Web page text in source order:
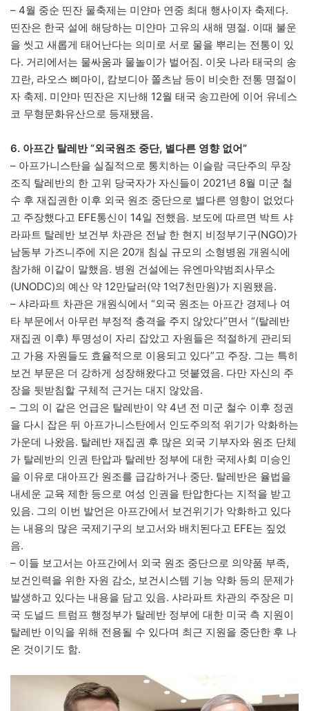
– 4월 중순 띤잔 물축제는 미얀마 연중 최대 행사이자 축제다.
띤잔은 한국 설에 해당하는 미얀마 고유의 새해 명절. 이때 불운
을 씻고 새롭게 태어난다는 의미로 서로 물을 뿌리는 전통이 있
다. 거리에서는 물싸움과 물놀이가 벌어짐. 이웃 나라 태국의 송
끄란, 라오스 삐마이, 캄보디아 쫄츠남 등이 비슷한 전통 명절이
자 축제. 미얀마 띤잔은 지난해 12월 태국 송끄란에 이어 유네스
코 무형문화유산으로 등재됐음.
6. 아프간 탈레반 “외국원조 중단, 별다른 영향 없어”
– 아프가니스탄을 실질적으로 통치하는 이슬람 극단주의 무장
조직 탈레반의 한 고위 당국자가 자신들이 2021년 8월 미군 철
수 후 재집권한 이후 외국 원조 중단으로 별다른 영향이 없었다
고 주장했다고 EFE통신이 14일 전했음. 보도에 따르면 박트 샤
라파트 탈레반 보건부 차관은 전날 한 현지 비정부기구(NGO)가
남동부 가즈니주에 지은 20개 침실 규모의 소형병원 개원식에
참가해 이같이 말했음. 병원 건설에는 유엔마약범죄사무소
(UNODC)의 예산 약 12만달러(약 1억7천만원)가 지원됐음.
– 샤라파트 차관은 개원식에서 “외국 원조는 아프간 경제나 여
타 부문에서 아무런 부정적 충격을 주지 않았다”면서 “(탈레반
재집권 이후) 투명성이 자리 잡았고 자원들은 적절하게 관리되
고 가용 자원들도 효율적으로 이용되고 있다”고 주장. 그는 특히
보건 부문은 더 강하게 성장해왔다고 덧붙였음. 다만 자신의 주
장을 뒷받침할 구체적 근거는 대지 않았음.
– 그의 이 같은 언급은 탈레반이 약 4년 전 미군 철수 이후 정권
을 다시 잡은 뒤 아프가니스탄에서 인도주의적 위기가 악화하는
가운데 나왔음. 탈레반 재집권 후 많은 외국 기부자와 원조 단체
가 탈레반의 인권 탄압과 탈레반 정부에 대한 국제사회 미승인
을 이유로 대아프간 원조를 급감하거나 중단. 탈레반은 율법을
내세운 교육 제한 등으로 여성 인권을 탄압한다는 지적을 받고
있음. 그의 이번 발언은 아프간에서 보건위기가 악화하고 있다
는 내용의 많은 국제기구의 보고서와 배치된다고 EFE는 짚었
음.
– 이들 보고서는 아프간에서 외국 원조 중단으로 의약품 부족,
보건인력을 위한 자원 감소, 보건시스템 기능 약화 등의 문제가
발생하고 있다는 내용을 담고 있음. 샤라파트 차관의 주장은 미
국 도널드 트럼프 행정부가 탈레반 정부에 대한 미국 측 지원이
탈레반 이익을 위해 전용될 수 있다며 최근 지원을 중단한 후 나
온 것이기도 함.